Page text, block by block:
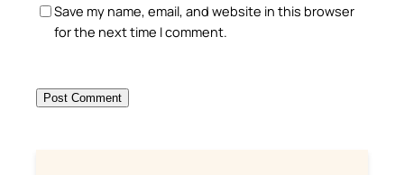
Save my name, email, and website in this browser
for the next time I comment.